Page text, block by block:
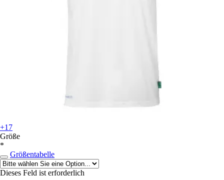
+17
Größe
*
Größentabelle
Dieses Feld ist erforderlich